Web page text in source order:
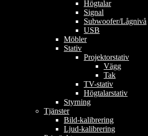
Högtalar
Signal
Subwoofer/Lågnivå
USB
Möbler
Stativ
Projektorstativ
Vägg
Tak
TV-stativ
Högtalarstativ
Styrning
Tjänster
Bild-kalibrering
Ljud-kalibrering